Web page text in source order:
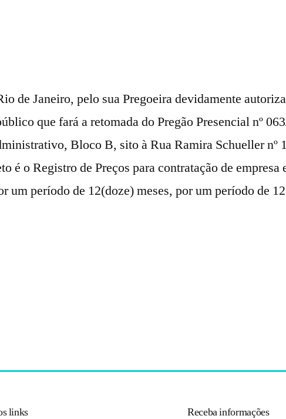
de Janeiro, pelo sua Pregoeira devidamente
que fará a retomada do Pregão Presencial nº
Bloco B, sito à Rua Ramira Schueller nº
o Registro de Preços para contratação de empresa
período de 12(doze) meses, por um período de
links Receba informações